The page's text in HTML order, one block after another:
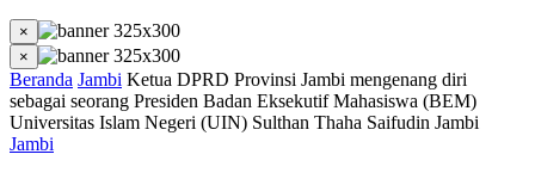
×
×
Beranda Jambi Ketua DPRD Provinsi Jambi mengenang diri
sebagai seorang Presiden Badan Eksekutif Mahasiswa (BEM)
Universitas Islam Negeri (UIN) Sulthan Thaha Saifudin Jambi
Jambi